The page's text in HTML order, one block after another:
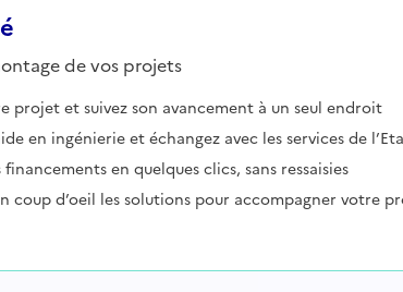
de vos projets
projet et suivez son avancement à un seul endroit
en ingénierie et échangez avec les services de
financements en quelques clics, sans ressaisies
coup d’oeil les solutions pour accompagner votre